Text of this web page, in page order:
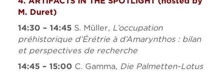
M. Duret)
14:30 – 14:45 S. Müller, L’occupation
préhistorique d’Érétrie à d’Amarynthos : bilan
et perspectives de recherche
14:45 – 15:00 C. Gamma, Die Palmetten-Lotus